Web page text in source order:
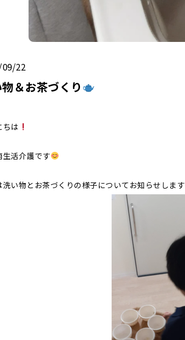
22
＆お茶づくり
ちは
生活介護です
洗い物とお茶づくりの様子についてお知らせします